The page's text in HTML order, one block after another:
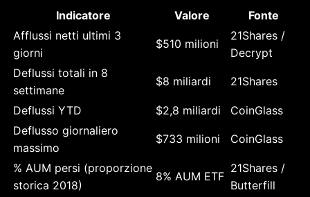
Indicatore Valore
Fonte
Afflussi netti ultimi 3
giorni
$510 milioni
21Shares /
Decrypt
Deflussi totali in 8
settimane
$8 miliardi 21Shares
Deflussi YTD $2,8 miliardi
CoinGlass
Deflusso giornaliero
massimo
$733 milioni CoinGlass
% AUM persi (proporzione
storica 2018)
8% AUM ETF
21Shares /
Butterfill